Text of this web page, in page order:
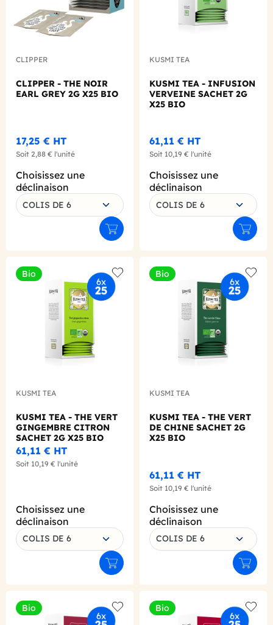
CLIPPER
CLIPPER - THE NOIR
EARL GREY 2G X25 BIO
17,25 € HT
Soit 2,88 € l'unité
Choisissez une
déclinaison
COLIS DE 6
Ajouter au panier
KUSMI TEA
KUSMI TEA - INFUSION
VERVEINE SACHET 2G
X25 BIO
61,11 € HT
Soit 10,19 € l'unité
Choisissez une
déclinaison
COLIS DE 6
Bio
Add to wishlist
KUSMI TEA
KUSMI TEA - THE VERT
GINGEMBRE CITRON
SACHET 2G X25 BIO
61,11 € HT
Soit 10,19 € l'unité
Choisissez une
déclinaison
COLIS DE 6
Ajouter au panier
Bio
Add
KUSMI TEA
KUSMI TEA - THE VERT
DE CHINE SACHET 2G
X25 BIO
61,11 € HT
Soit 10,19 € l'unité
Choisissez une
déclinaison
COLIS DE 6
Bio
Add to wishlist
Bio
Add